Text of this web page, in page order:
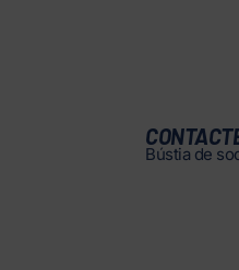
Bústia de